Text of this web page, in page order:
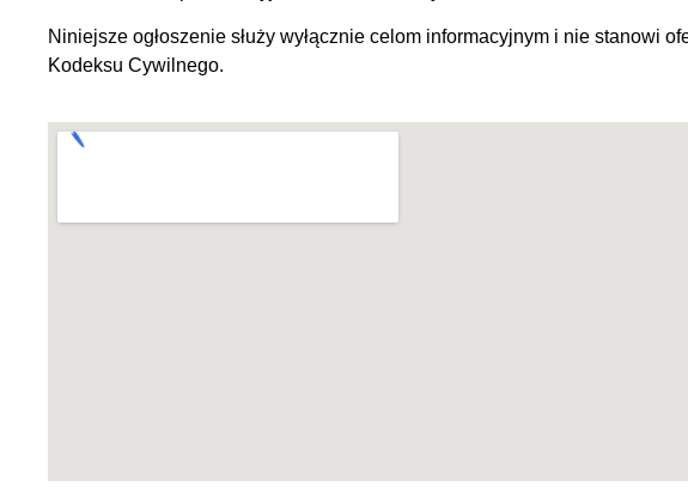
Niniejsze ogłoszenie służy wyłącznie celom informacyjnym i nie stanowi
Kodeksu Cywilnego.